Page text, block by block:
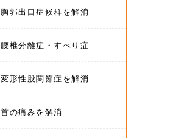
胸郭出口症候群を解消
腰椎分離症・すべり症
変形性股関節症を解消
首の痛みを解消